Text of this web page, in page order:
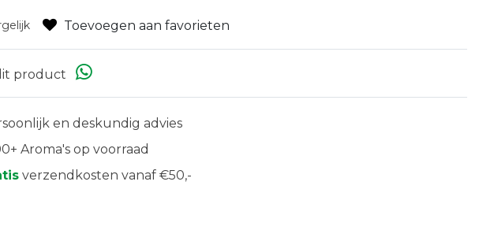
Toevoegen aan favorieten
product
en deskundig advies
Aroma's op voorraad
verzendkosten vanaf €50,-